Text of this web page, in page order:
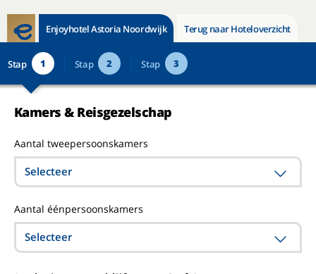
Enjoyhotel Astoria Noordwijk Terug naar Hoteloverzicht
Stap 1 Stap 2 Stap 3
Kamers & Reisgezelschap
Aantal tweepersoonskamers
Selecteer
Aantal éénpersoonskamers
Selecteer